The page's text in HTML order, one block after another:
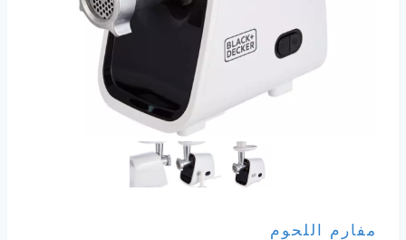
مفارم اللحوم